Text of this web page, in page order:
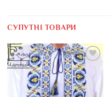
СУПУТНІ ТОВАРИ
Додати
виріб у
вибране